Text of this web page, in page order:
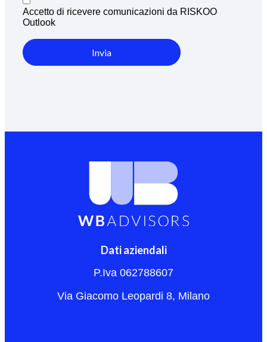
Accetto di ricevere comunicazioni da RISKOO
Outlook
Invia
Dati aziendali
P.Iva 062788607
Via Giacomo Leopardi 8, Milano